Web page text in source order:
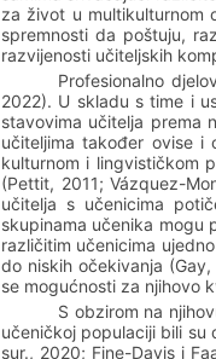
za život u multikulturnom
spremnosti da poštuju,
razvijenosti učiteljskih
Profesionalno
2022). U skladu s time i
stavovima učitelja prema
učiteljima također ovise i
kulturnom i lingvističkom
(Pettit, 2011; Vázquez-
učitelja s učenicima
skupinama učenika mogu
različitim učenicima
do niskih očekivanja
se mogućnosti za njihovo
S obzirom na
učeničkoj populaciji bili su
sur., 2020; Fine-Davis i